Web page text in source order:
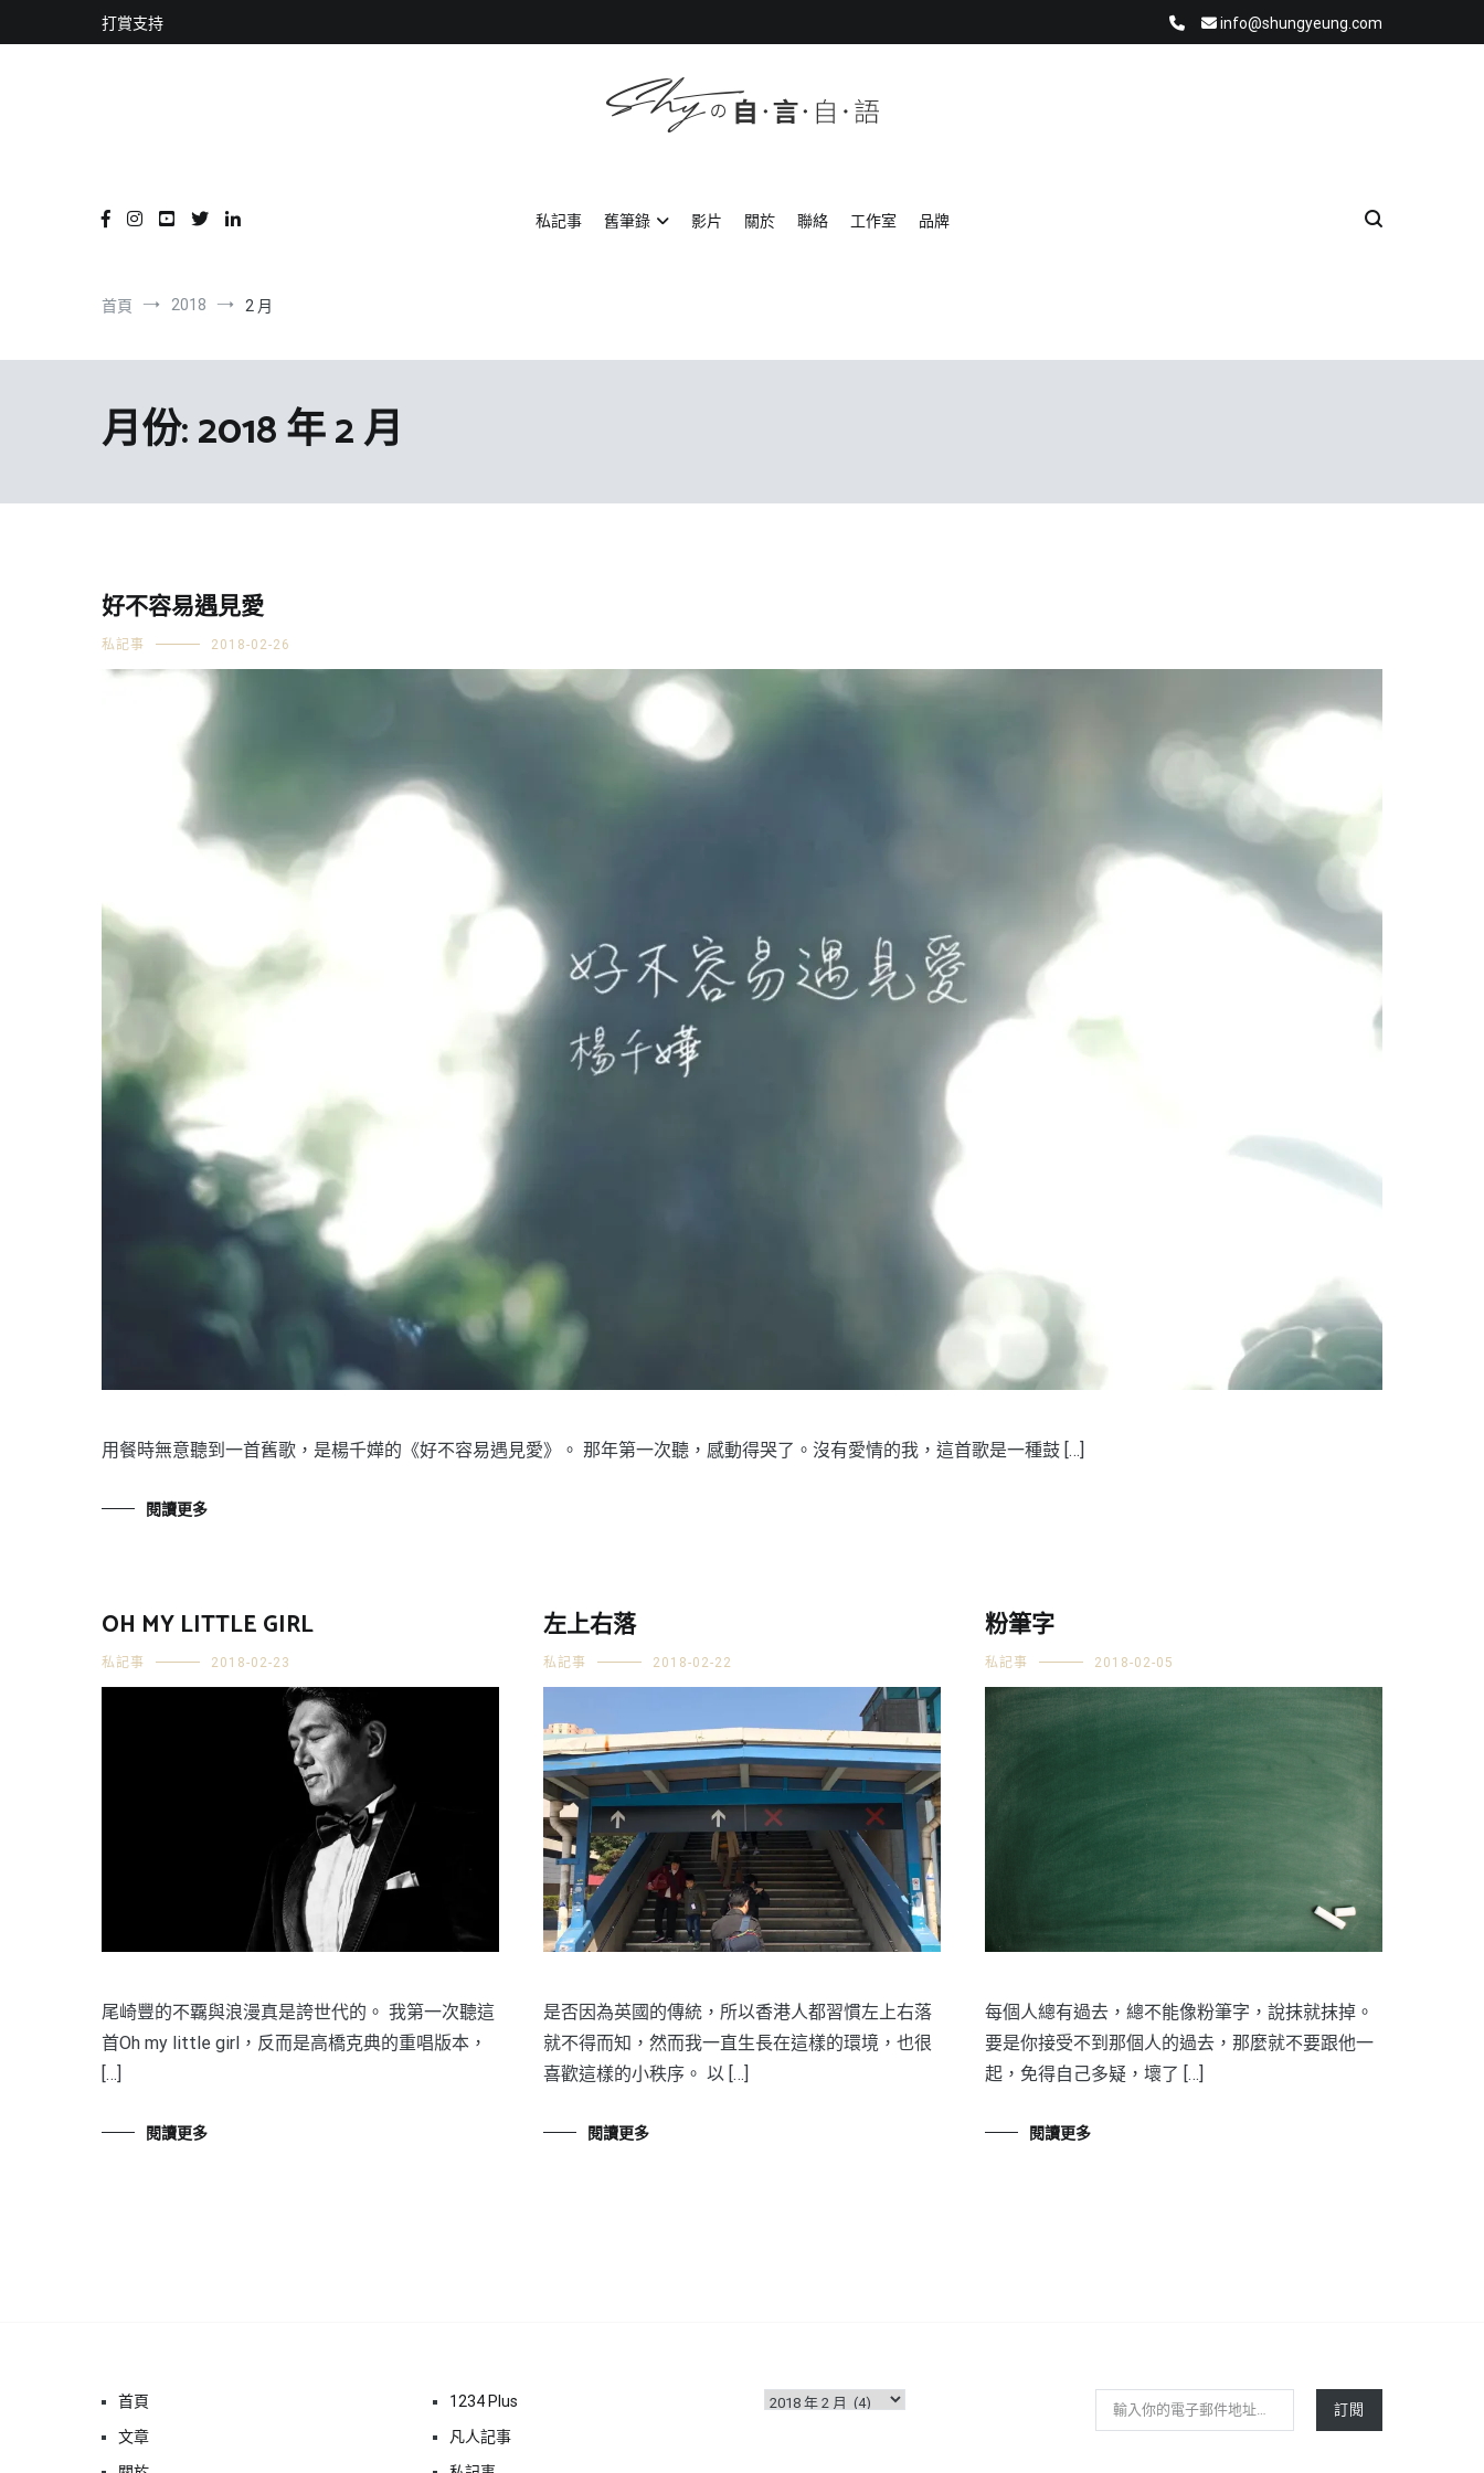
到
打賞支持 info@shungyeung.com
私記事 舊筆錄 影片 關於 聯絡 工作室 品牌
首頁 2018 2 月
月份:2018 年 2 月
好不容易遇見愛
私記事 2018-02-26
用餐時無意聽到一首舊歌，是楊千嬅的《好不容易遇見愛》。 那年第一次聽，感動得哭了。沒有愛情的我，這首歌是一種鼓 […]
閱讀更多
OH MY LITTLE GIRL
私記事 2018-02-23
尾崎豐的不覊與浪漫真是誇世代的。 我第一次聽這
首Oh my little girl，反而是高橋克典的重唱版本，
[…]
閱讀更多
左上右落
私記事 2018-02-22
是否因為英國的傳統，所以香港人都習慣左上右落
就不得而知，然而我一直生長在這樣的環境，也很
喜歡這樣的小秩序。 以 […]
閱讀更多
粉筆字
私記事 2018-02-05
每個人總有過去，總不能像粉筆字，說抹就抹掉。
要是你接受不到那個人的過去，那麼就不要跟他一
起，免得自己多疑，壞了 […]
閱讀更多
首頁
文章
1234 Plus
凡人記事
彙
輸入你的電子郵件地址…
訂閱